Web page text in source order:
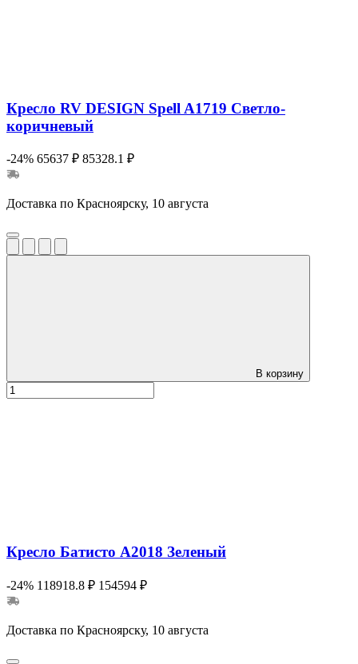
Кресло RV DESIGN Spell A1719 Светло-
коричневый
-24% 65637 ₽ 85328.1 ₽
Доставка по Красноярску, 10 августа
В корзину
Кресло Батисто А2018 Зеленый
-24% 118918.8 ₽ 154594 ₽
Доставка по Красноярску, 10 августа